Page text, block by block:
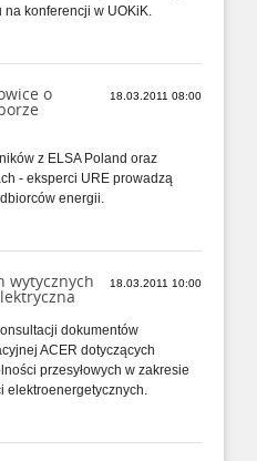
na konferencji w UOKiK.
18.03.2011 08:00
o
z ELSA Poland oraz
- eksperci URE prowadzą
energii.
18.03.2011 10:00
wytycznych
dokumentów
ACER dotyczących
przesyłowych w zakresie
elektroenergetycznych.